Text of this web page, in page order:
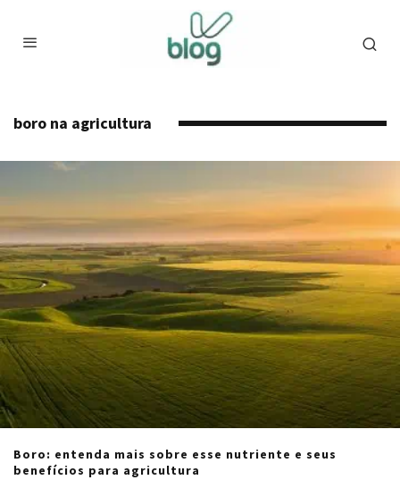
boro na agricultura
Boro: entenda mais sobre esse nutriente e seus
benefícios para agricultura